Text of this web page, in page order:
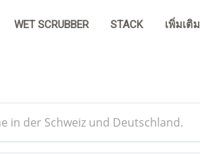
WET SCRUBBER STACK เพิ่มเติม
in der Schweiz und Deutschland.